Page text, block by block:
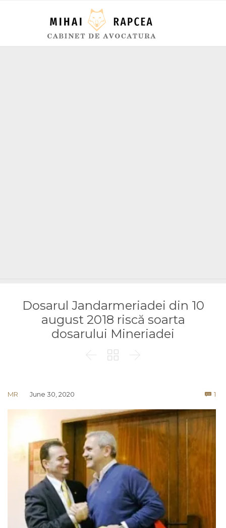
Dosarul Jandarmeriadei din 10
august 2018 riscă soarta
dosarului Mineriadei
  
MR June 30, 2020  1